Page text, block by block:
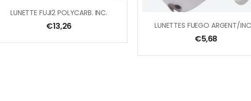
LUNETTE FUJI2 POLYCARB. INC.
€13,26
€5,68